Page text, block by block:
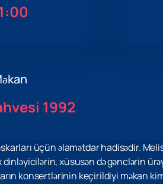
1992
üçün əlamətdar hadisədir. Melis
dinləyicilərin, xüsusən də gənclərin
konsertlərinin keçirildiyi məkan